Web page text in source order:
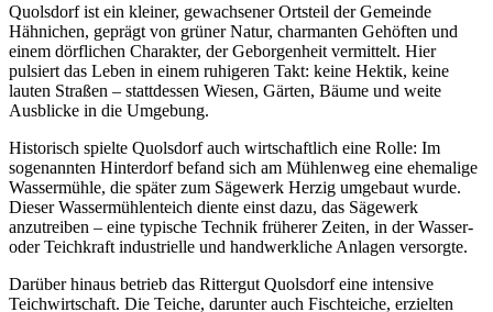
Quolsdorf ist ein kleiner, gewachsener Ortsteil der Gemeinde
Hähnichen, geprägt von grüner Natur, charmanten Gehöften und
einem dörflichen Charakter, der Geborgenheit vermittelt. Hier
pulsiert das Leben in einem ruhigeren Takt: keine Hektik, keine
lauten Straßen – stattdessen Wiesen, Gärten, Bäume und weite
Ausblicke in die Umgebung.
Historisch spielte Quolsdorf auch wirtschaftlich eine Rolle: Im
sogenannten Hinterdorf befand sich am Mühlenweg eine ehemalige
Wassermühle, die später zum Sägewerk Herzig umgebaut wurde.
Dieser Wassermühlenteich diente einst dazu, das Sägewerk
anzutreiben – eine typische Technik früherer Zeiten, in der Wasser-
oder Teichkraft industrielle und handwerkliche Anlagen versorgte.
Darüber hinaus betrieb das Rittergut Quolsdorf eine intensive
Teichwirtschaft. Die Teiche, darunter auch Fischteiche, erzielten